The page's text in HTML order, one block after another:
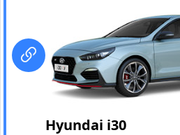
Hyundai i30